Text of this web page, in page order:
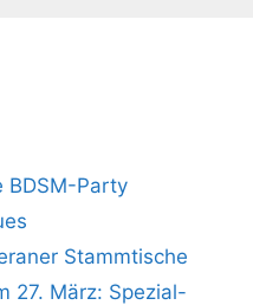
BDSM-Party
Stammtische
27. März: Spezial-